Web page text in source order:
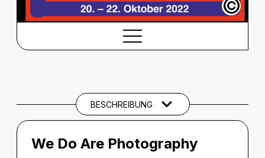
©
BESCHREIBUNG
We Do Are Photography